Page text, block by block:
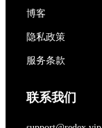
博客
隐私政策
服务条款
联系我们